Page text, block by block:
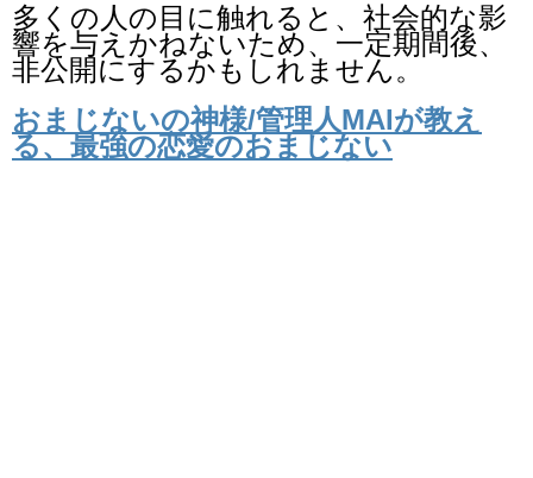
多くの人の目に触れると、社会的な影
響を与えかねないため、一定期間後、
非公開にするかもしれません。
おまじないの神様/管理人MAIが教え
る、最強の恋愛のおまじない